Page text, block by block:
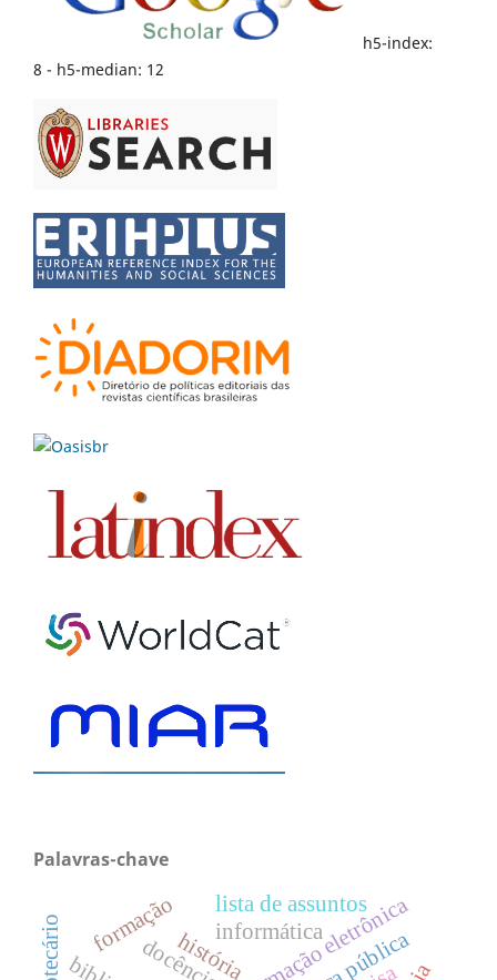
h5-index:
8 - h5-median: 12
Palavras-chave
informação eletrônica
históriainformática
formação
docência
lista de assuntos